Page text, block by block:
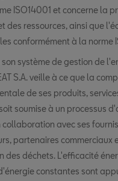
ISO14001 et concerne la
des ressources, ainsi que
conformément à la norme
système de gestion de
S.A. veille à ce que la
de ses produits,
soumise à un processus
collaboration avec ses
partenaires commerciaux
des déchets. L'efficacité
constantes sont